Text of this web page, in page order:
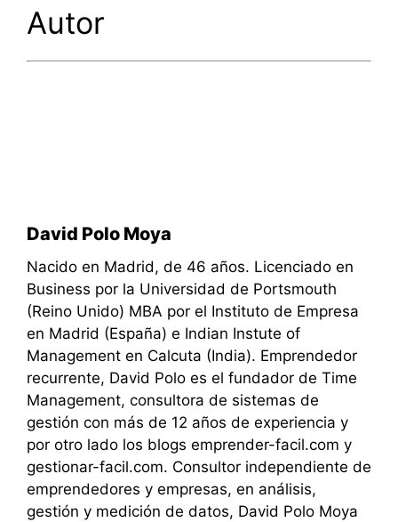
Autor
David Polo Moya
Nacido en Madrid, de 46 años. Licenciado en
Business por la Universidad de Portsmouth
(Reino Unido) MBA por el Instituto de Empresa
en Madrid (España) e Indian Instute of
Management en Calcuta (India). Emprendedor
recurrente, David Polo es el fundador de Time
Management, consultora de sistemas de
gestión con más de 12 años de experiencia y
por otro lado los blogs emprender-facil.com y
gestionar-facil.com. Consultor independiente de
emprendedores y empresas, en análisis,
gestión y medición de datos, David Polo Moya